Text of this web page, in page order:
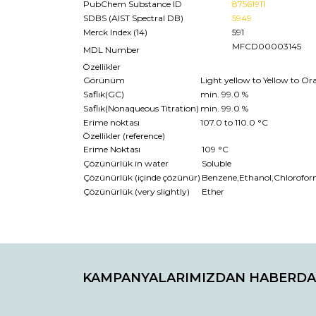
PubChem Substance ID
87561911
SDBS (AIST Spectral DB)
5949
Merck Index (14)
591
MDL Number
MFCD00003145
Özellikler
Görünüm
Light yellow to Yellow to
Saflık(GC)
min. 99.0 %
Saflık(Nonaqueous Titration) min. 99.0 %
Erime noktası
107.0 to 110.0 °C
Özellikler (reference)
Erime Noktası
109 °C
Çözünürlük in water
Soluble
Çözünürlük (içinde çözünür)
Çözünürlük (very slightly)
Ether
Görüş ve önerileriniz için teşekkür ederiz.
Ürün resmi kalitesiz, bozuk veya
KAMPANYALARIMIZDAN